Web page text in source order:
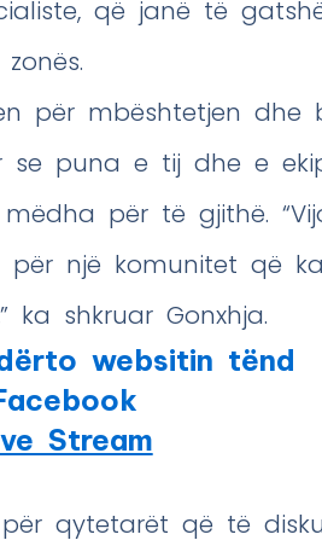
që janë të
për mbështetjen
se puna e tij dhe e
për të gjithë.
një komunitet që
ka shkruar Gonxhja.
websitin tënd
Stream
qytetarët që të